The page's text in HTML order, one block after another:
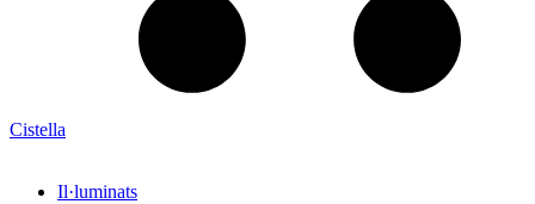
Cistella
Il·luminats